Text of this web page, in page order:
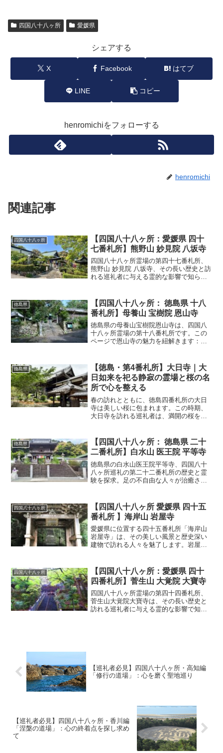
四国八十八ヶ所 愛媛県
シェアする
X Facebook はてブ
LINE コピー
henromichiをフォローする
henromichi
関連記事
四国八十八ヶ所
【四国八十八ヶ所：愛媛県 四十
七番札所】熊野山 妙見院 八坂寺
四国八十八ヶ所霊場の第四十七番札所、
熊野山 妙見院 八坂寺、その長い歴史と訪
れる巡礼者に与える霊的な影響で知られ
ありますか？実は、八坂寺には独自の魅
力と深い歴史があり、...
徳島県
【四国八十八ヶ所： 徳島県 十八
番札所】母養山 宝樹院 恩山寺
徳島県の母養山宝樹院恩山寺は、四国八
十八ヶ所霊場の第十八番札所です。この
ページで恩山寺の魅力を紐解きます：歴
るために、徳島県の恩山寺が提供する、
歴史と自然の美に満ちた霊的な体験を始
めましょう。
徳島県
【徳島・第4番札所】大日寺｜大
日如来を祀る静寂の霊場と桜の名
所で心を整える
春の訪れとともに、徳島四番札所の大日
寺は美しい桜に包まれます。この時期、
大日寺を訪れる巡礼者は、満開の桜を愛
八十八ヶ所巡礼の中でも特に風光明媚な
札所として知られており、...
徳島県
【四国八十八ヶ所： 徳島県 二十
二番札所】白水山 医王院 平等寺
徳島県の白水山医王院平等寺、四国八十
八ヶ所巡礼の第二十二番札所の歴史と霊
験を探求。足の不自由な人々が治癒され
る巡礼者の体験談も。今すぐもっと学
び、心の平和を見つけに行こう。
四国八十八ヶ所
【四国八十八ヶ所 愛媛県 四十五
番札所 】海岸山 岩屋寺
愛媛県に位置する四十五番札所「海岸山
岩屋寺」は、その美しい風景と歴史深い
建物で訪れる人々を魅了します。岩屋寺
しい山道を登ると現れる本堂や大師堂
は、参拝者に神聖な気持ち...
四国八十八ヶ所
【四国八十八ヶ所：愛媛県 四十
四番札所】菅生山 大覚院 大寶寺
四国八十八ヶ所霊場の第四十四番札所、
菅生山大覚院大寶寺は、その長い歴史と
訪れる巡礼者に与える霊的な影響で知ら
【巡礼者必見】四国八十八ヶ所・高知編
「修行の道場」：心を磨く聖地巡り
【巡礼者必見】四国八十八ヶ所・香川編
「涅槃の道場」：心の終着点を探し求め
て